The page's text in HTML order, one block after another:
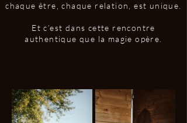
chaque être, chaque relation, est unique.
Et c’est dans cette rencontre
authentique que la magie opère.